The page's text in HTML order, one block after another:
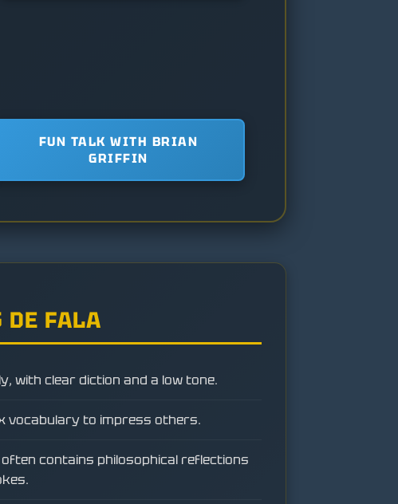
FUN TALK WITH BRIAN
GRIFFIN
DE FALA
with clear diction and a low tone.
vocabulary to impress others.
often contains philosophical reflections